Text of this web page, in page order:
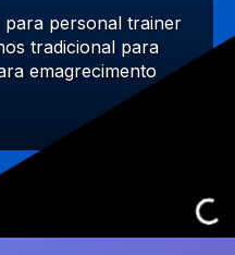
personal trainer
tradicional para
emagrecimento